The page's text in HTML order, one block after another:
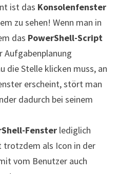
ist das Konsolenfenster
zu sehen! Wenn man in
das PowerShell-Script
Aufgabenplanung
die Stelle klicken muss, an
erscheint, stört man
dadurch bei seinem
Fensterlediglich
als Icon in der
vom Benutzer auch